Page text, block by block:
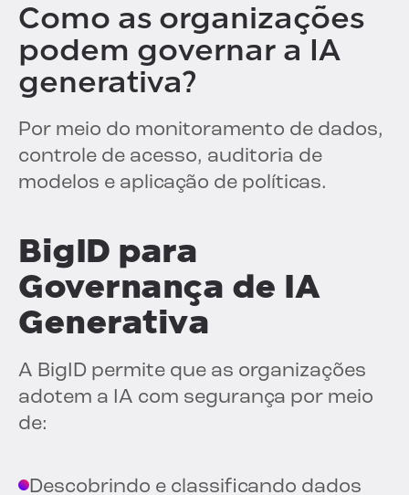
Como as organizações
podem governar a IA
generativa?
Por meio do monitoramento de dados,
controle de acesso, auditoria de
modelos e aplicação de políticas.
BigID para
Governança de IA
Generativa
A BigID permite que as organizações
adotem a IA com segurança por meio
de:
Descobrindo e classificando dados